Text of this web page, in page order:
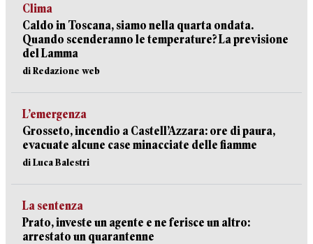
Clima
Caldo in Toscana, siamo nella quarta ondata.
Quando scenderanno le temperature? La previsione
del Lamma
di Redazione web
L’emergenza
Grosseto, incendio a Castell’Azzara: ore di paura,
evacuate alcune case minacciate delle fiamme
di Luca Balestri
La sentenza
Prato, investe un agente e ne ferisce un altro:
arrestato un quarantenne